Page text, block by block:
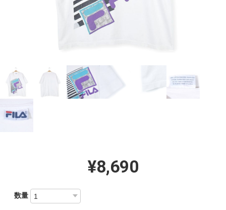
¥8,690
数量